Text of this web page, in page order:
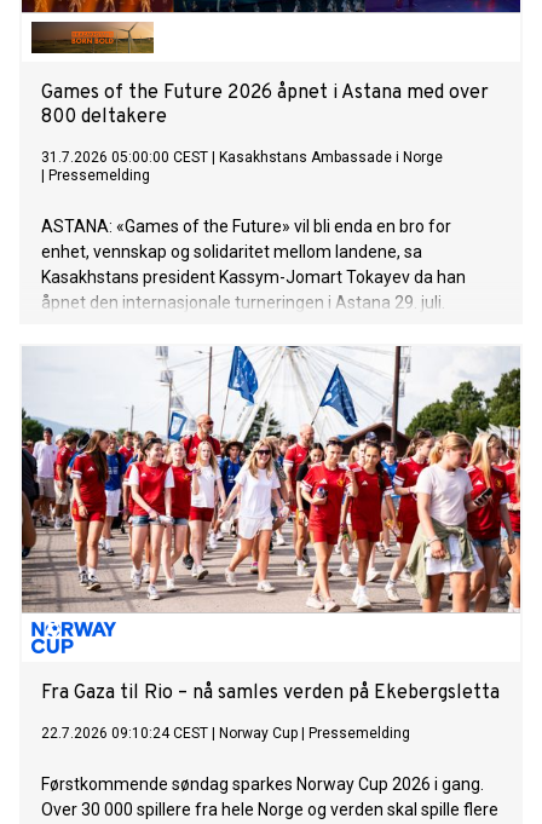
Games of the Future 2026 åpnet i Astana med over
800 deltakere
31.7.2026 05:00:00 CEST
Kasakhstans Ambassade i Norge
Pressemelding
ASTANA: «Games of the Future» vil bli enda en bro for
enhet, vennskap og solidaritet mellom landene, sa
Kasakhstans president Kassym-Jomart Tokayev da han
åpnet den internasjonale turneringen i Astana 29. juli.
Fra Gaza til Rio – nå samles verden på Ekebergsletta
22.7.2026 09:10:24 CEST Norway Cup Pressemelding
Førstkommende søndag sparkes Norway Cup 2026 i gang.
Over 30 000 spillere fra hele Norge og verden skal spille flere